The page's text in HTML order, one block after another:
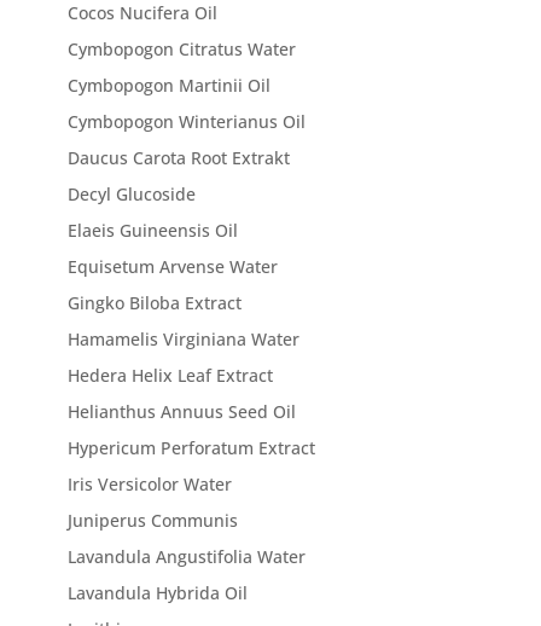
Cocos Nucifera Oil
Cymbopogon Citratus Water
Cymbopogon Martinii Oil
Cymbopogon Winterianus Oil
Daucus Carota Root Extrakt
Decyl Glucoside
Elaeis Guineensis Oil
Equisetum Arvense Water
Gingko Biloba Extract
Hamamelis Virginiana Water
Hedera Helix Leaf Extract
Helianthus Annuus Seed Oil
Hypericum Perforatum Extract
Iris Versicolor Water
Juniperus Communis
Lavandula Angustifolia Water
Lavandula Hybrida Oil